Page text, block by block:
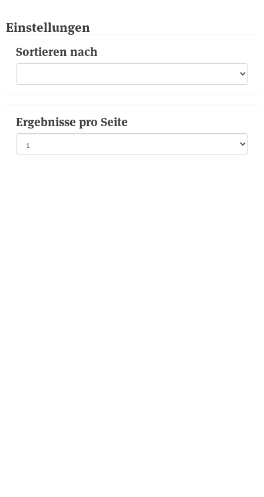
Einstellungen
Sortieren nach
Ergebnisse pro Seite